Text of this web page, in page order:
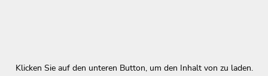
Klicken Sie auf den unteren Button, um den Inhalt von zu laden.